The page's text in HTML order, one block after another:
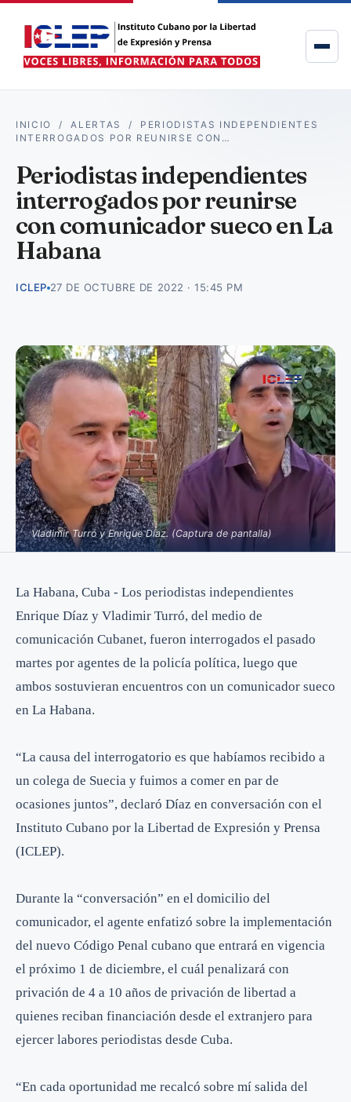
INICIO /ALERTAS / PERIODISTAS INDEPENDIENTES
INTERROGADOS POR REUNIRSE CON…
Periodistas independientes
interrogados por reunirse
con comunicador sueco en La
Habana
ICLEP 27 DE OCTUBRE DE 2022 · 15:45 PM
Vladimir Turró y Enrique Díaz. (Captura de pantalla)
La Habana, Cuba - Los periodistas independientes
Enrique Díaz y Vladimir Turró, del medio de
comunicación Cubanet, fueron interrogados el pasado
martes por agentes de la policía política, luego que
ambos sostuvieran encuentros con un comunicador sueco
en La Habana.
“La causa del interrogatorio es que habíamos recibido a
un colega de Suecia y fuimos a comer en par de
ocasiones juntos”, declaró Díaz en conversación con el
Instituto Cubano por la Libertad de Expresión y Prensa
(ICLEP).
Durante la “conversación” en el domicilio del
comunicador, el agente enfatizó sobre la implementación
del nuevo Código Penal cubano que entrará en vigencia
el próximo 1 de diciembre, el cuál penalizará con
privación de 4 a 10 años de privación de libertad a
quienes reciban financiación desde el extranjero para
ejercer labores periodistas desde Cuba.
“En cada oportunidad me recalcó sobre mí salida del